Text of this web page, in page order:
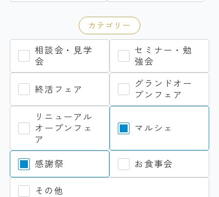
カテゴリー
相談会・見学
会
セミナー・勉
強会
終活フェア
グランドオー
プンフェア
リニューアル
オープンフェ
ア
マルシェ
感謝祭 お食事会
その他